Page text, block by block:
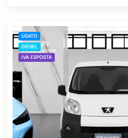
USATO
DIESEL
IVA ESPOSTA